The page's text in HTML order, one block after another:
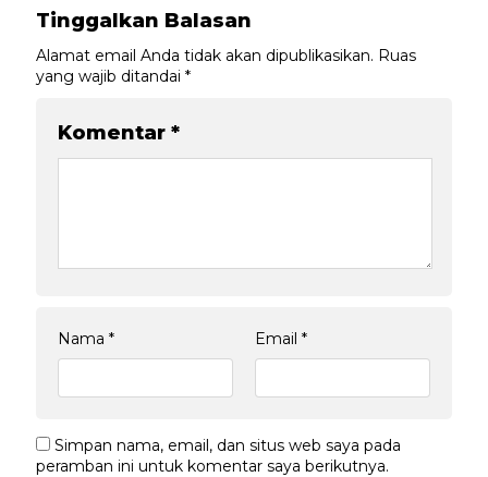
Tinggalkan Balasan
Alamat email Anda tidak akan dipublikasikan. Ruas
yang wajib ditandai *
Komentar *
Nama * Email *
Simpan nama, email, dan situs web saya pada
peramban ini untuk komentar saya berikutnya.